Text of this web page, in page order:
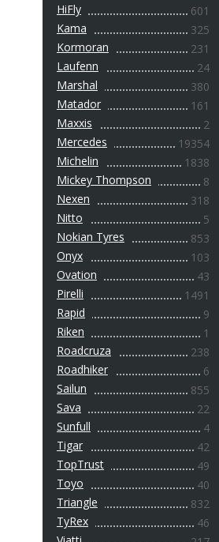
HiFly
601
Kama
325
Kormoran
231
Laufenn
24
Marshal
380
Matador
161
Maxxis
2
Mercedes
19354
Michelin
1838
Mickey Thompson
8
Nexen
318
Nitto
5
Nokian Tyres
853
Onyx
103
Ovation
43
Pirelli
1491
Rapid
9
Riken
1
Roadcruza
238
Roadhiker
6
Sailun
855
Sava
22
Sunfull
4
Tigar
42
TopTrust
49
Toyo
40
Triangle
832
TyRex
46